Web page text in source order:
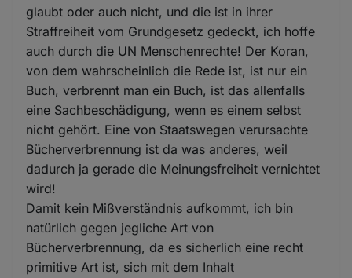
glaubt oder auch nicht, und die ist in ihrer
Straffreiheit vom Grundgesetz gedeckt, ich hoffe
auch durch die UN Menschenrechte! Der Koran,
von dem wahrscheinlich die Rede ist, ist nur ein
Buch, verbrennt man ein Buch, ist das allenfalls
eine Sachbeschädigung, wenn es einem selbst
nicht gehört. Eine von Staatswegen verursachte
Bücherverbrennung ist da was anderes, weil
dadurch ja gerade die Meinungsfreiheit vernichtet
wird!
Damit kein Mißverständnis aufkommt, ich bin
natürlich gegen jegliche Art von
Bücherverbrennung, da es sicherlich eine recht
primitive Art ist, sich mit dem Inhalt